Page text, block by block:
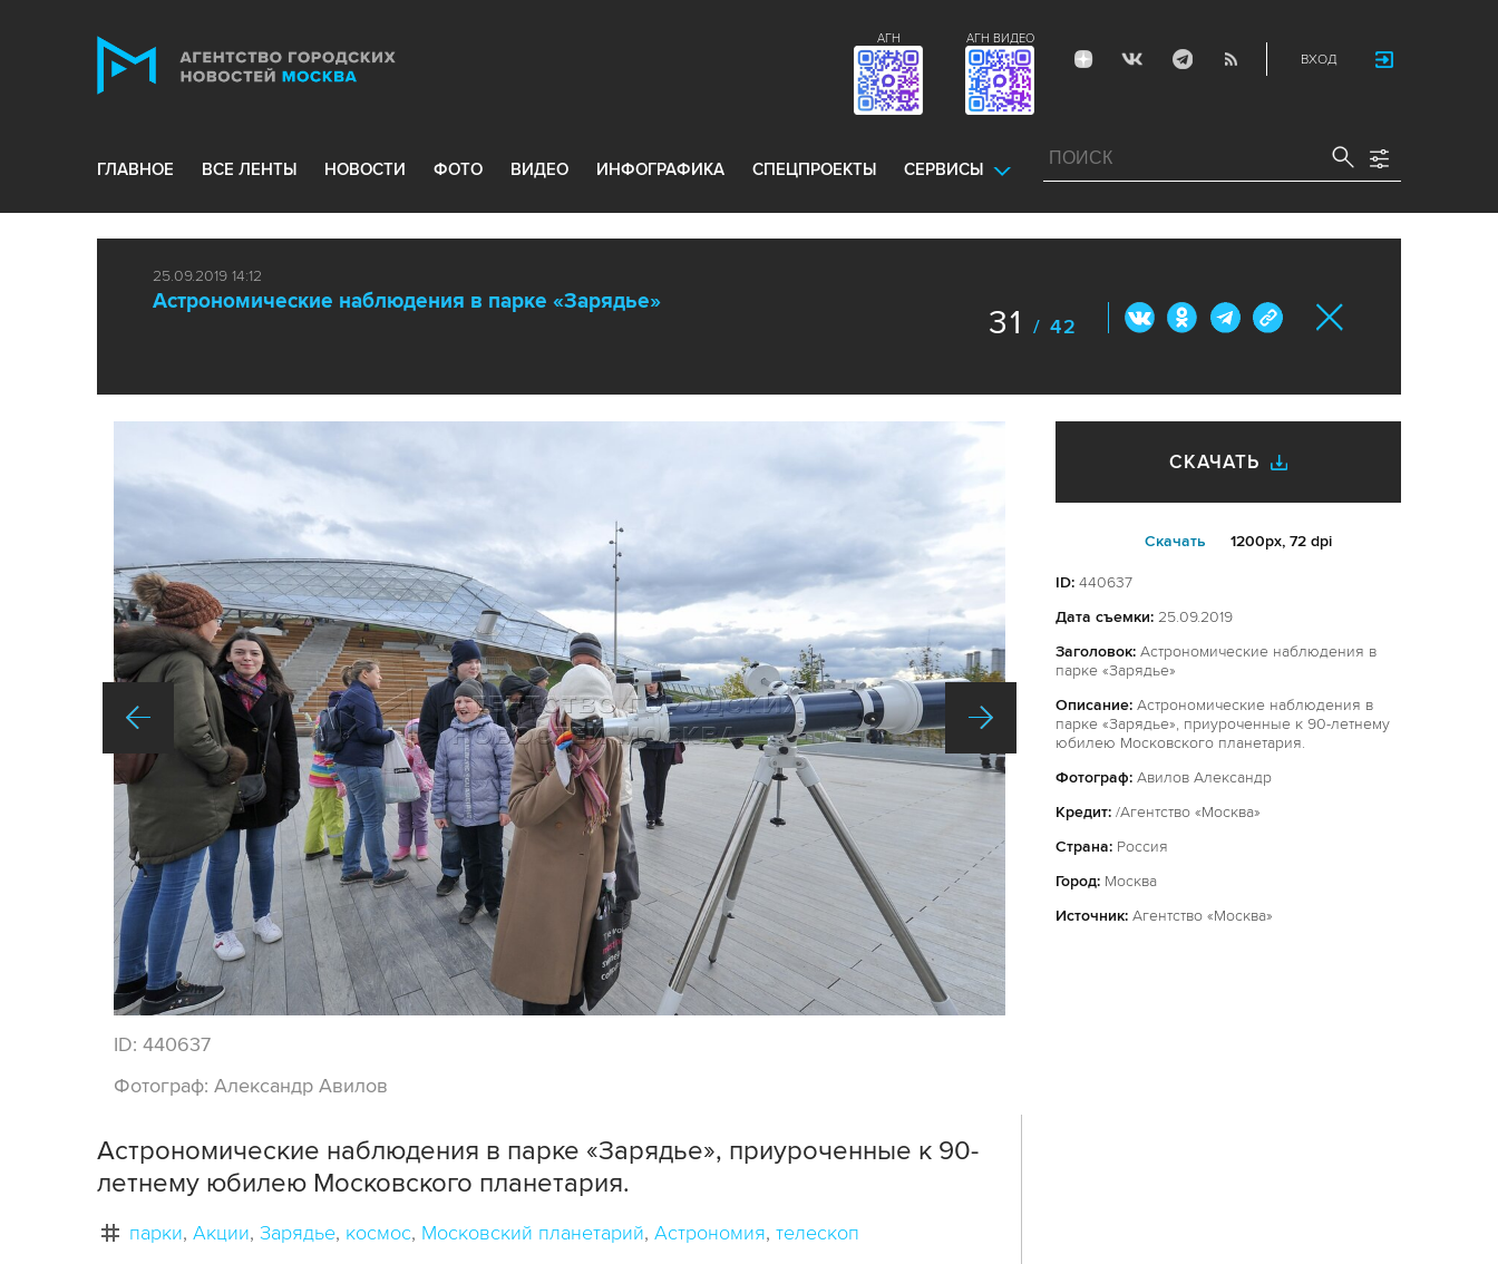
ВХОД
АГН ВИДЕО
АГН
ГЛАВНОЕ ВСЕ ЛЕНТЫ НОВОСТИ ФОТО ВИДЕО ИНФОГРАФИКА СПЕЦПРОЕКТЫ СЕРВИСЫ
25.09.2019 14:12
Астрономические наблюдения в парке «Зарядье»
31 / 42
ID: 440637
Фотограф: Александр Авилов
СКАЧАТЬ
Cкачать 1200px, 72 dpi
ID: 440637
Дата съемки: 25.09.2019
Заголовок: Астрономические наблюдения в
парке «Зарядье»
Описание: Астрономические наблюдения в
парке «Зарядье», приуроченные к 90-летнему
юбилею Московского планетария.
Фотограф: Авилов Александр
Кредит: /Агентство «Москва»
Страна: Россия
Город: Москва
Источник: Агентство «Москва»
Астрономические наблюдения в парке «Зарядье», приуроченные к 90-
летнему юбилею Московского планетария.
парки Акции Зарядье космос Московский планетарий Астрономия телескоп